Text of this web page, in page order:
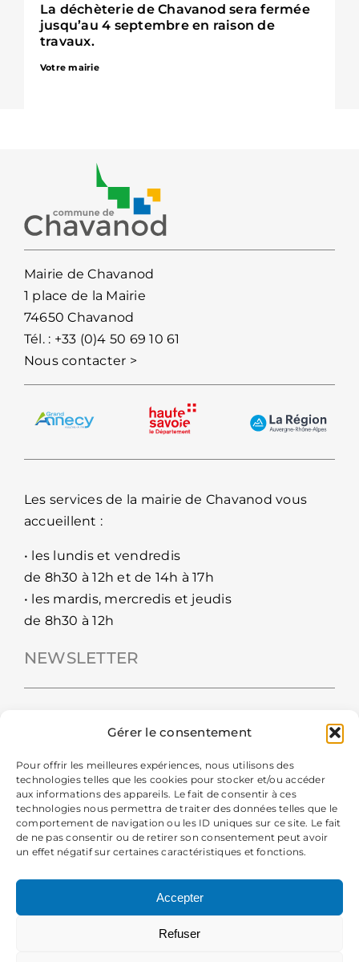
Gérer le consentement
Pour offrir les meilleures expériences, nous utilisons des
technologies telles que les cookies pour stocker et/ou accéder
aux informations des appareils. Le fait de consentir à ces
technologies nous permettra de traiter des données telles que le
comportement de navigation ou les ID uniques sur ce site. Le fait
de ne pas consentir ou de retirer son consentement peut avoir
un effet négatif sur certaines caractéristiques et fonctions.
Accepter
Refuser
La déchèterie de Chavanod sera fermée
jusqu’au 4 septembre en raison de
travaux.
Votre mairie
Mairie de Chavanod
1 place de la Mairie
74650 Chavanod
Tél. : +33 (0)4 50 69 10 61
Nous contacter >
Les services de la mairie de Chavanod vous
accueillent :
• les lundis et vendredis
de 8h30 à 12h et de 14h à 17h
• les mardis, mercredis et jeudis
de 8h30 à 12h
NEWSLETTER
Vous pourrez vous désabonner à tout moment. Pour plus
d’information, consultez lesinformations légales.